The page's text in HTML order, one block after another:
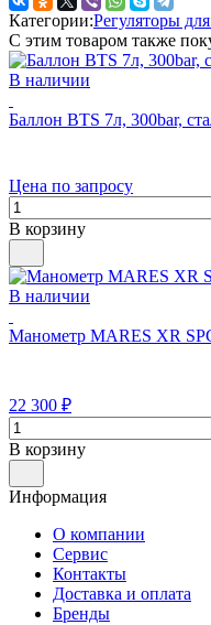
Категории:Регуляторы
С этим товаром также
В наличии
Баллон BTS 7л, 300bar,
Цена по запросу
В корзину
В наличии
Манометр MARES XR
22 300 ₽
В корзину
Информация
О компании
Сервис
Контакты
Доставка и оплата
Бренды